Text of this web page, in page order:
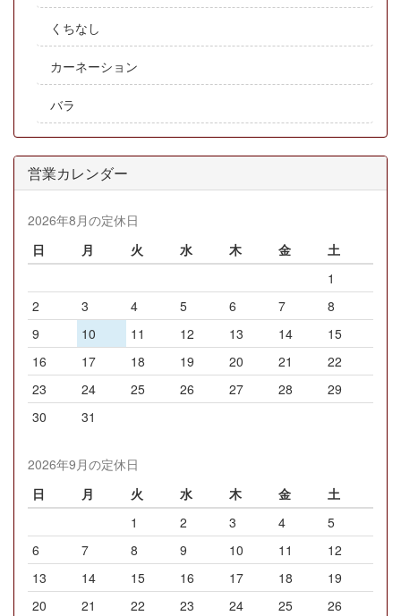
くちなし
カーネーション
バラ
営業カレンダー
2026年8月の定休日
日
月 火 水 木 金
土
1
2
3 4 5 6 7
8
9
10 11 12 13 14
15
16
17 18 19 20 21
22
23
24 25 26 27 28
29
30
31
2026年9月の定休日
日
月 火 水 木 金
土
1
2 3 4
5
6
7 8 9 10 11
12
13
14 15 16 17 18
19
20
21 22 23 24 25
26